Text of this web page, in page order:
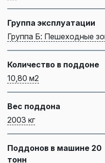
Группа эксплуатации
Группа Б: Пешеходные
Количество в поддоне
10,80 м2
Вес поддона
2003 кг
Поддонов в машине 20
тонн